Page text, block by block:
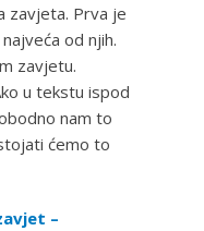
zavjeta. Prva je
od njih.
zavjetu.
u tekstu ispod
nam to
ćemo to
–